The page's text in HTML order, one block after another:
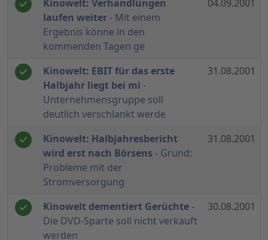
Kinowelt: Verhandlungen
laufen weiter - Mit einem
Ergebnis könne in den
kommenden Tagen ge
04.09.2001
Kinowelt: EBIT für das erste
Halbjahr liegt bei mi -
Unternehmensgruppe soll
deutlich verschlankt werde
31.08.2001
Kinowelt: Halbjahresbericht
wird erst nach Börsens - Grund:
Probleme mit der
Stromversorgung
31.08.2001
Kinowelt dementiert Gerüchte-
Die DVD-Sparte soll nicht verkauft
werden
30.08.2001